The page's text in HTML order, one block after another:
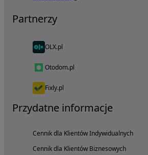
Partnerzy
OLX.pl
Otodom.pl
Fixly.pl
Przydatne informacje
Cennik dla Klientów Indywidualnych
Cennik dla Klientów Biznesowych